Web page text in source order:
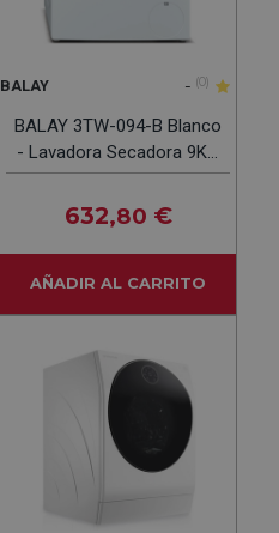
BALAY - (0)
BALAY 3TW-094-B Blanco
- Lavadora Secadora 9KG
5KG 1400RPM
632,80 €
AÑADIR AL CARRITO